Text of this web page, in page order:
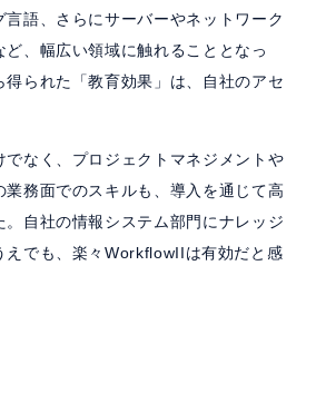
言語、さらにサーバーやネットワーク
、幅広い領域に触れることとなっ
得られた「教育効果」は、自社のアセ
でなく、プロジェクトマネジメントや
業務面でのスキルも、導入を通じて高
。自社の情報システム部門にナレッジ
えでも、楽々WorkflowIIは有効だと感